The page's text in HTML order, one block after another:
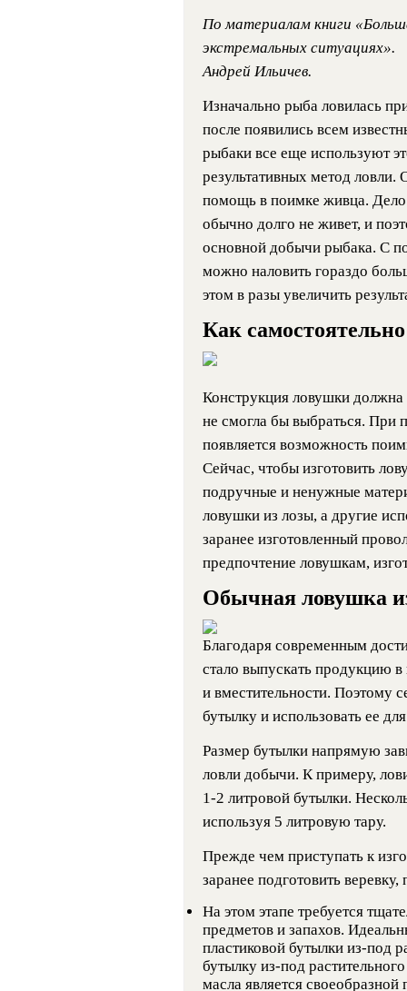
По материалам книги
экстремальных ситуациях».
Андрей Ильичев.
Изначально рыба ловилась
после появились всем
рыбаки все еще используют
результативных метод
помощь в поимке живца.
обычно долго не живет, и
основной добычи рыбака. С
можно наловить гораздо
этом в разы увеличить
Как
Конструкция ловушки
не смогла бы выбраться. При
появляется возможность
Сейчас, чтобы изготовить
подручные и ненужные
ловушки из лозы, а другие
заранее изготовленный
предпочтение ловушкам,
Обычная ловушка
Благодаря современным
стало выпускать продукцию
и вместительности. Поэтому
бутылку и использовать ее
Размер бутылки напрямую
ловли добычи. К примеру,
1-2 литровой бутылки.
используя 5 литровую тару.
Прежде чем приступать к
заранее подготовить веревку,
На этом этапе требуется
предметов и запахов.
пластиковой бутылки из-под
бутылку из-под
масла является